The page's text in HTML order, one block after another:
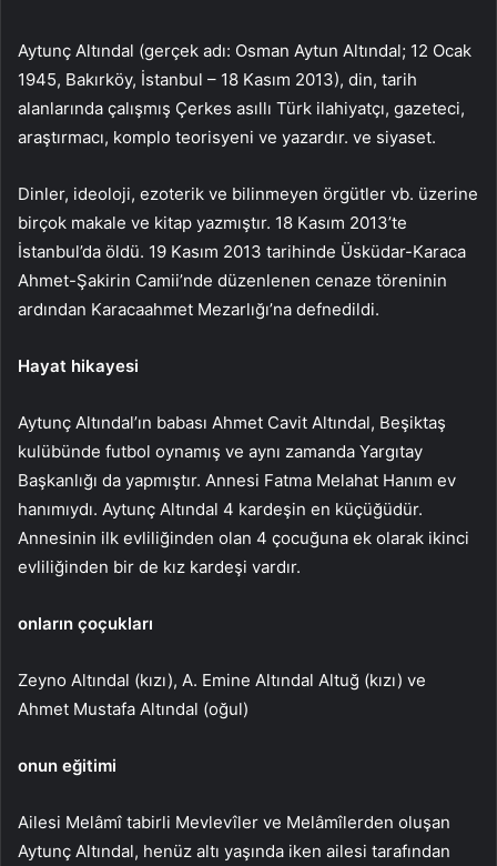
Aytunç Altındal (gerçek adı: Osman Aytun Altındal; 12 Ocak
1945, Bakırköy, İstanbul – 18 Kasım 2013), din, tarih
alanlarında çalışmış Çerkes asıllı Türk ilahiyatçı, gazeteci,
araştırmacı, komplo teorisyeni ve yazardır. ve siyaset.
Dinler, ideoloji, ezoterik ve bilinmeyen örgütler vb. üzerine
birçok makale ve kitap yazmıştır. 18 Kasım 2013’te
İstanbul’da öldü. 19 Kasım 2013 tarihinde Üsküdar-Karaca
Ahmet-Şakirin Camii’nde düzenlenen cenaze töreninin
ardından Karacaahmet Mezarlığı’na defnedildi.
Hayat hikayesi
Aytunç Altındal’ın babası Ahmet Cavit Altındal, Beşiktaş
kulübünde futbol oynamış ve aynı zamanda Yargıtay
Başkanlığı da yapmıştır. Annesi Fatma Melahat Hanım ev
hanımıydı. Aytunç Altındal 4 kardeşin en küçüğüdür.
Annesinin ilk evliliğinden olan 4 çocuğuna ek olarak ikinci
evliliğinden bir de kız kardeşi vardır.
onların çoçukları
Zeyno Altındal (kızı), A. Emine Altındal Altuğ (kızı) ve
Ahmet Mustafa Altındal (oğul)
onun eğitimi
Ailesi Melâmî tabirli Mevlevîler ve Melâmîlerden oluşan
Aytunç Altındal, henüz altı yaşında iken ailesi tarafından